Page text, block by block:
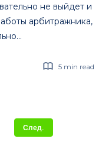
не выйдет и
арбитражника,
5 min read
След.